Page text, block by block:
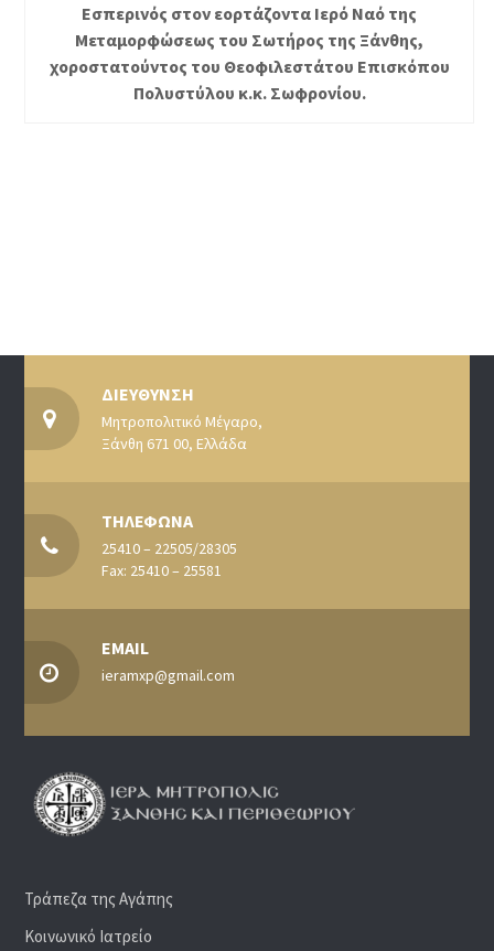
Εσπερινός στον εορτάζοντα Ιερό Ναό της
Μεταμορφώσεως του Σωτήρος της Ξάνθης,
χοροστατούντος του Θεοφιλεστάτου Επισκόπου
Πολυστύλου κ.κ. Σωφρονίου.
ΔΙΕΥΘΥΝΣΗ
Μητροπολιτικό Μέγαρο,
Ξάνθη 671 00, Ελλάδα
ΤΗΛΕΦΩΝΑ
25410 – 22505/28305
Fax: 25410 – 25581
EMAIL
ieramxp@gmail.com
Τράπεζα της Αγάπης
Κοινωνικό Ιατρείο